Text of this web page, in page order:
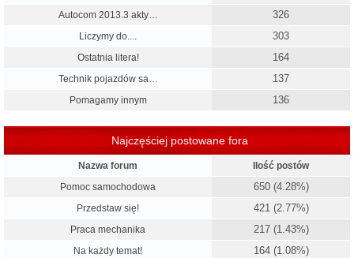
Autocom 2013.3 akty…
326
Liczymy do.... 303
Ostatnia litera! 164
Technik pojazdów sa… 137
Pomagamy innym 136
Najczęściej postowane fora
Nazwa forum
Ilość postów
Pomoc samochodowa
650 (4.28%)
Przedstaw się! 421 (2.77%)
Praca mechanika 217 (1.43%)
Na każdy temat! 164 (1.08%)